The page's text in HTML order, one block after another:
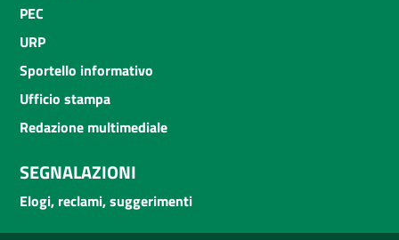
PEC
URP
Sportello informativo
Ufficio stampa
Redazione multimediale
SEGNALAZIONI
Elogi, reclami, suggerimenti